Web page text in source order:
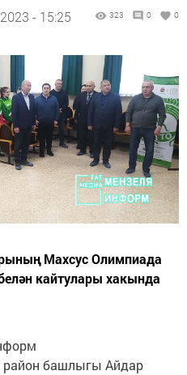
- 15:25 323 0 0
Махсус Олимпиада
кайтулары хакында
район башлыгы Айдар